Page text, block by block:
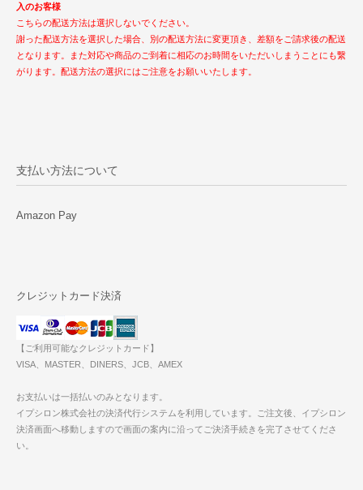
入のお客様
こちらの配送方法は選択しないでください。
謝った配送方法を選択した場合、別の配送方法に変更頂き、差額をご請求後の配送
となります。また対応や商品のご到着に相応のお時間をいただいしまうことにも繋
がります。配送方法の選択にはご注意をお願いいたします。
支払い方法について
Amazon Pay
クレジットカード決済
【ご利用可能なクレジットカード】
VISA、MASTER、DINERS、JCB、AMEX
お支払いは一括払いのみとなります。
イプシロン株式会社の決済代行システムを利用しています。ご注文後、イプシロン
決済画面へ移動しますので画面の案内に沿ってご決済手続きを完了させてくださ
い。